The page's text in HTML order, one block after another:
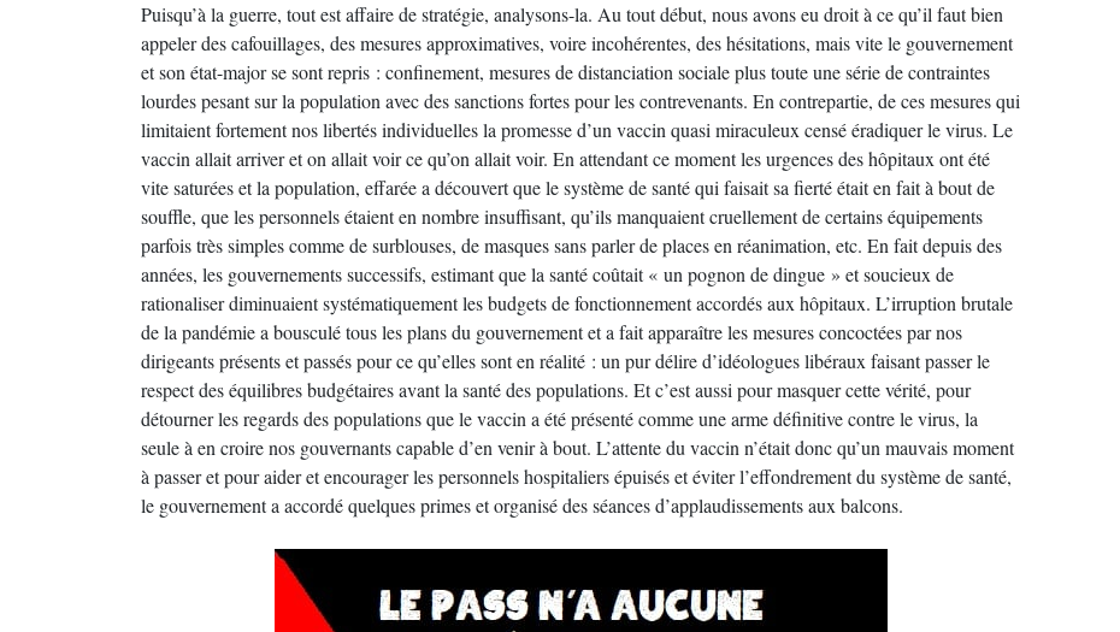
Puisqu’à la guerre, tout est affaire de stratégie, analysons-la. Au tout début, nous avons eu droit à ce qu’il faut bien
appeler des cafouillages, des mesures approximatives, voire incohérentes, des hésitations, mais vite le gouvernement
et son état-major se sont repris : confinement, mesures de distanciation sociale plus toute une série de contraintes
lourdes pesant sur la population avec des sanctions fortes pour les contrevenants. En contrepartie, de ces mesures qui
limitaient fortement nos libertés individuelles la promesse d’un vaccin quasi miraculeux censé éradiquer le virus. Le
vaccin allait arriver et on allait voir ce qu’on allait voir. En attendant ce moment les urgences des hôpitaux ont été
vite saturées et la population, effarée a découvert que le système de santé qui faisait sa fierté était en fait à bout de
souffle, que les personnels étaient en nombre insuffisant, qu’ils manquaient cruellement de certains équipements
parfois très simples comme de surblouses, de masques sans parler de places en réanimation, etc. En fait depuis des
années, les gouvernements successifs, estimant que la santé coûtait « un pognon de dingue » et soucieux de
rationaliser diminuaient systématiquement les budgets de fonctionnement accordés aux hôpitaux. L’irruption brutale
de la pandémie a bousculé tous les plans du gouvernement et a fait apparaître les mesures concoctées par nos
dirigeants présents et passés pour ce qu’elles sont en réalité : un pur délire d’idéologues libéraux faisant passer le
respect des équilibres budgétaires avant la santé des populations. Et c’est aussi pour masquer cette vérité, pour
détourner les regards des populations que le vaccin a été présenté comme une arme définitive contre le virus, la
seule à en croire nos gouvernants capable d’en venir à bout. L’attente du vaccin n’était donc qu’un mauvais moment
à passer et pour aider et encourager les personnels hospitaliers épuisés et éviter l’effondrement du système de santé,
le gouvernement a accordé quelques primes et organisé des séances d’applaudissements aux balcons.